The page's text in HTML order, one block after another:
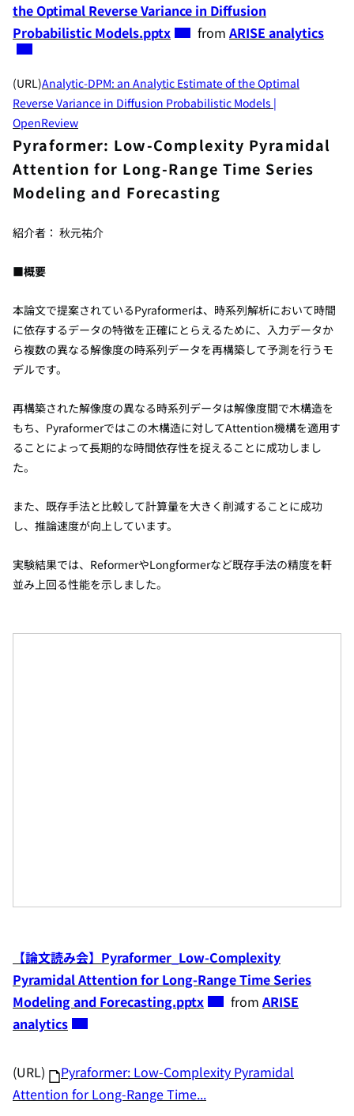
the Optimal Reverse Variance in Diffusion
Probabilistic Models.pptx
from ARISE analytics
(URL)Analytic-DPM: an Analytic Estimate of the Optimal
Reverse Variance in Diffusion Probabilistic Models |
OpenReview
Pyraformer: Low-Complexity Pyramidal
Attention for Long-Range Time Series
Modeling and Forecasting
紹介者： 秋元祐介
■概要
本論文で提案されているPyraformerは、時系列解析において時間
に依存するデータの特徴を正確にとらえるために、入力データか
ら複数の異なる解像度の時系列データを再構築して予測を行うモ
デルです。
再構築された解像度の異なる時系列データは解像度間で木構造を
もち、Pyraformerではこの木構造に対してAttention機構を適用す
ることによって長期的な時間依存性を捉えることに成功しまし
た。
また、既存手法と比較して計算量を大きく削減することに成功
し、推論速度が向上しています。
実験結果では、ReformerやLongformerなど既存手法の精度を軒
並み上回る性能を示しました。
【論文読み会】Pyraformer_Low-Complexity
Pyramidal Attention for Long-Range Time Series
Modeling and Forecasting.pptx
from ARISE
analytics
(URL)
Pyraformer: Low-Complexity Pyramidal
Attention for Long-Range Time...